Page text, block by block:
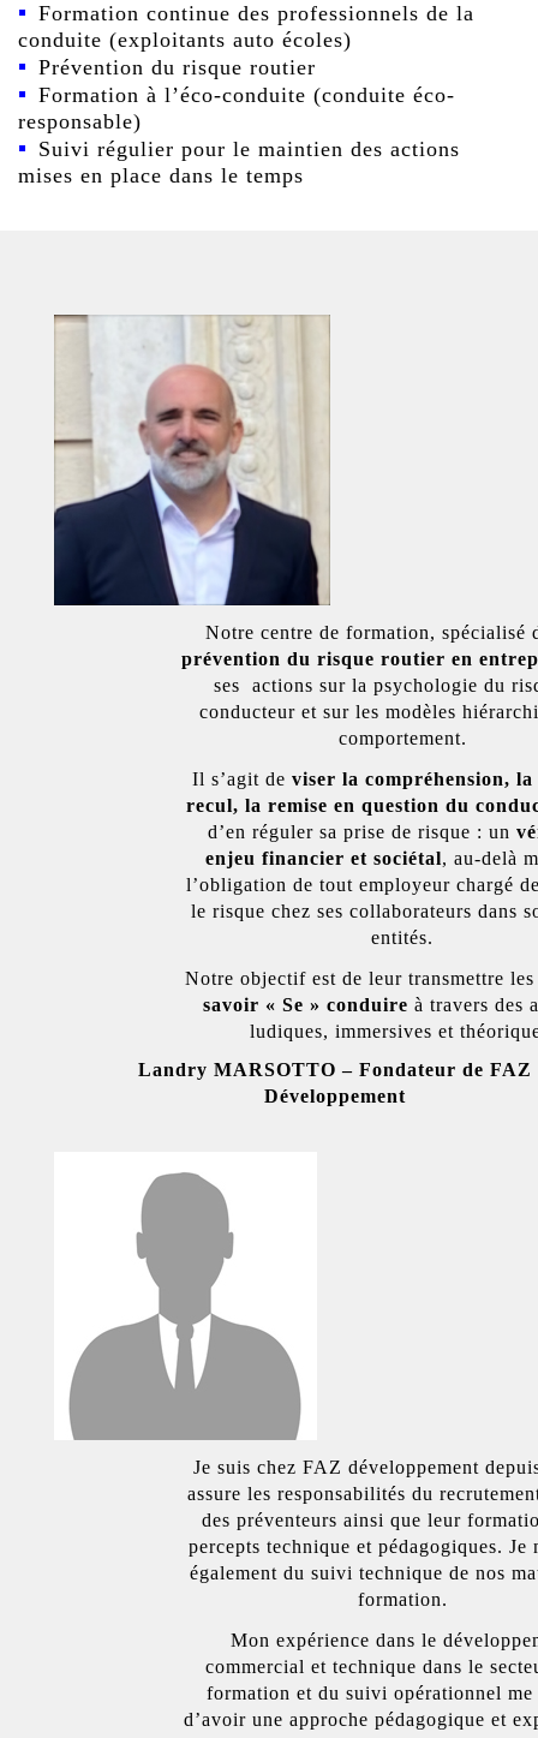
Formation continue des professionnels de la
conduite (exploitants auto écoles)
Prévention du risque routier
Formation à l’éco-conduite (conduite éco-
responsable)
Suivi régulier pour le maintien des actions
mises en place dans le temps
Notre centre de formation, spécialisé
prévention du risque routier en
ses actions sur la psychologie du
conducteur et sur les modèles
comportement.
Il s’agit deviser la compréhension,
recul, la remise en question du
d’en réguler sa prise de risque : un
enjeu financier et sociétal, au-delà
l’obligation de tout employeur chargé
le risque chez ses collaborateurs dans
entités.
Notre objectif est de leur transmettre
savoir « Se » conduire à travers des
ludiques, immersives et
Landry MARSOTTO – Fondateur de FAZ
Développement
Je suis chez FAZ développement
assure les responsabilités du
des préventeurs ainsi que leur
percepts technique et pédagogiques. Je
également du suivi technique de nos
formation.
Mon expérience dans le
commercial et technique dans le
formation et du suivi opérationnel me
d’avoir une approche pédagogique et